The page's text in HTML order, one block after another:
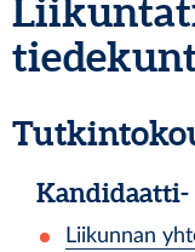
Liikunnan